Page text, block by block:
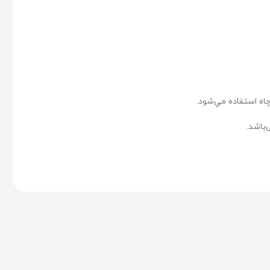
استفاده مي‌شود.